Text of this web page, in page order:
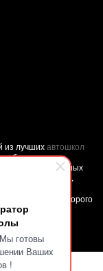
готовы
Ваших
!
из лучшихавтошкол
свою
образовательных
,
качества
на права - недорого